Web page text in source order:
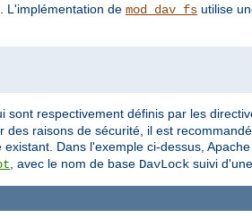
. L'implémentation de mod_dav_fs utilise
sont respectivement définis par les
raisons de sécurité, il est
Dans l'exemple ci-dessus,
, avec le nom de base DavLock suivi